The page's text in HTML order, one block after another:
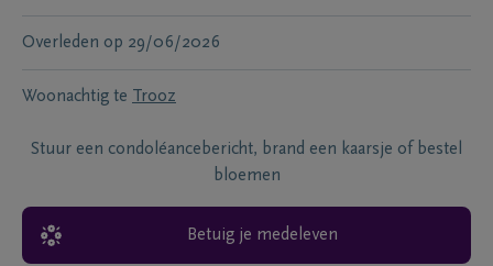
Overleden op 29/06/2026
Woonachtig te Trooz
Stuur een condoléancebericht, brand een kaarsje of bestel
bloemen
Betuig je medeleven